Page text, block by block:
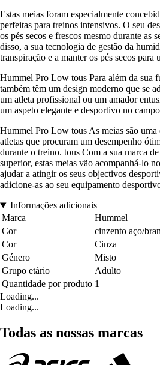
Estas meias foram especialmente
perfeitas para treinos intensivos. O seu
os pés secos e frescos mesmo durante as
disso, a sua tecnologia de gestão da
transpiração e a manter os pés secos para
Hummel Pro Low tous Para além da sua
também têm um design moderno que se
um atleta profissional ou um amador
um aspeto elegante e desportivo no
Hummel Pro Low tous As meias são uma
atletas que procuram um desempenho
durante o treino. tous Com a sua marca
superior, estas meias vão acompanhá-lo
ajudar a atingir os seus objectivos
adicione-as ao seu equipamento
Informações adicionais
Marca
Hummel
Cor
cinzento aço/
Cor
Cinza
Género
Misto
Grupo etário
Adulto
Quantidade por produto 1
Loading...
Loading...
Todas as nossas marcas